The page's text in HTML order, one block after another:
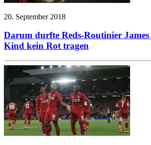
20. September 2018
Darum durfte Reds-Routinier
Kind kein Rot tragen